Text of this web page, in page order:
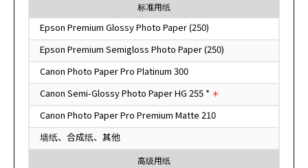
203x254
11x14"
279x356 ¥3,410
16x20"
406x508 ¥5,500
20x24"
508x610 ¥6,930
24x30"
610x762 ¥8,470
标准用纸
Epson Premium Glossy Photo Paper (250)
Epson Premium Semigloss Photo Paper (250)
Canon Photo Paper Pro Platinum 300
Canon Semi-Glossy Photo Paper HG 255 * ＊
Canon Photo Paper Pro Premium Matte 210
墙纸、合成纸、其他
高级用纸